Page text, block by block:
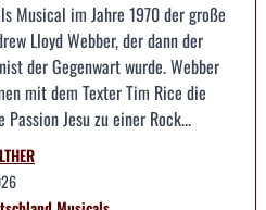
Musical im Jahre 1970 der große
Lloyd Webber, der dann der
der Gegenwart wurde. Webber
mit dem Texter Tim Rice die
Jesu zu einer Rock...